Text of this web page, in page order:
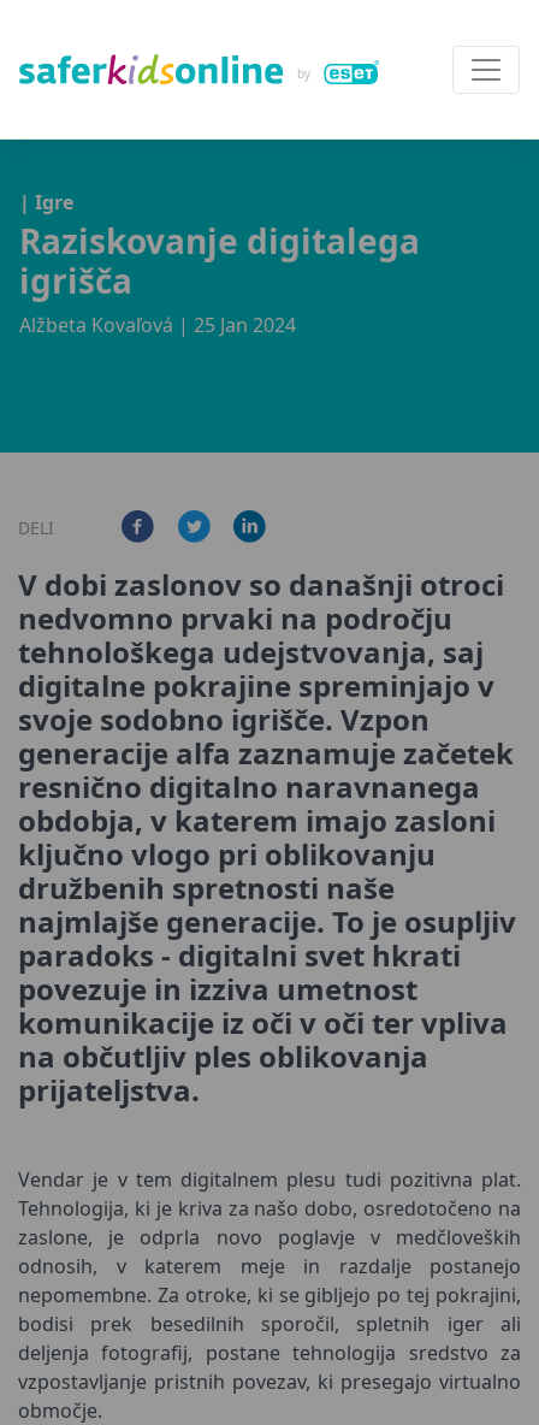
| Igre
Raziskovanje digitalega
igrišča
Alžbeta Kovaľová | 25 Jan 2024
DELI
V dobi zaslonov so današnji otroci
nedvomno prvaki na področju
tehnološkega udejstvovanja, saj
digitalne pokrajine spreminjajo v
svoje sodobno igrišče. Vzpon
generacije alfa zaznamuje začetek
resnično digitalno naravnanega
obdobja, v katerem imajo zasloni
ključno vlogo pri oblikovanju
družbenih spretnosti naše
najmlajše generacije. To je osupljiv
paradoks - digitalni svet hkrati
povezuje in izziva umetnost
komunikacije iz oči v oči ter vpliva
na občutljiv ples oblikovanja
prijateljstva.
Vendar je v tem digitalnem plesu tudi pozitivna plat.
Tehnologija, ki je kriva za našo dobo, osredotočeno na
zaslone, je odprla novo poglavje v medčloveških
odnosih, v katerem meje in razdalje postanejo
nepomembne. Za otroke, ki se gibljejo po tej pokrajini,
bodisi prek besedilnih sporočil, spletnih iger ali
deljenja fotografij, postane tehnologija sredstvo za
vzpostavljanje pristnih povezav, ki presegajo virtualno
območje.